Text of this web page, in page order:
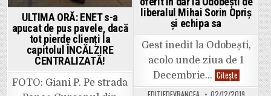
ULTIMA ORĂ: ENET s-a
apucat de pus pavele, dacă
tot pierde clienți la
capitolul ÎNCĂLZIRE
CENTRALIZATĂ!
FOTO: Giani P. Pe strada
liberalul Mihai Sorin Opriș
și echipa sa
Gest inedit la Odobești,
acolo unde ziua de 1
Decembrie… CiteșteVIDEO:
Tricolorul
României,
EDITIEDEVRANCEA 02/12/2019